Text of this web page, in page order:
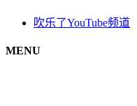
吹乐了YouTube频道
MENU